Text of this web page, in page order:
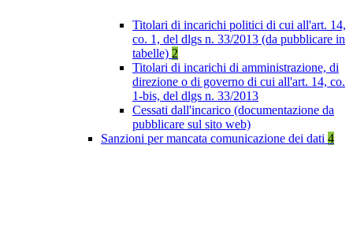
Titolari di incarichi politici di cui all'art. 14,
co. 1, del dlgs n. 33/2013 (da pubblicare in
tabelle) 2
Titolari di incarichi di amministrazione, di
direzione o di governo di cui all'art. 14, co.
1-bis, del dlgs n. 33/2013
Cessati dall'incarico (documentazione da
pubblicare sul sito web)
Sanzioni per mancata comunicazione dei dati 4